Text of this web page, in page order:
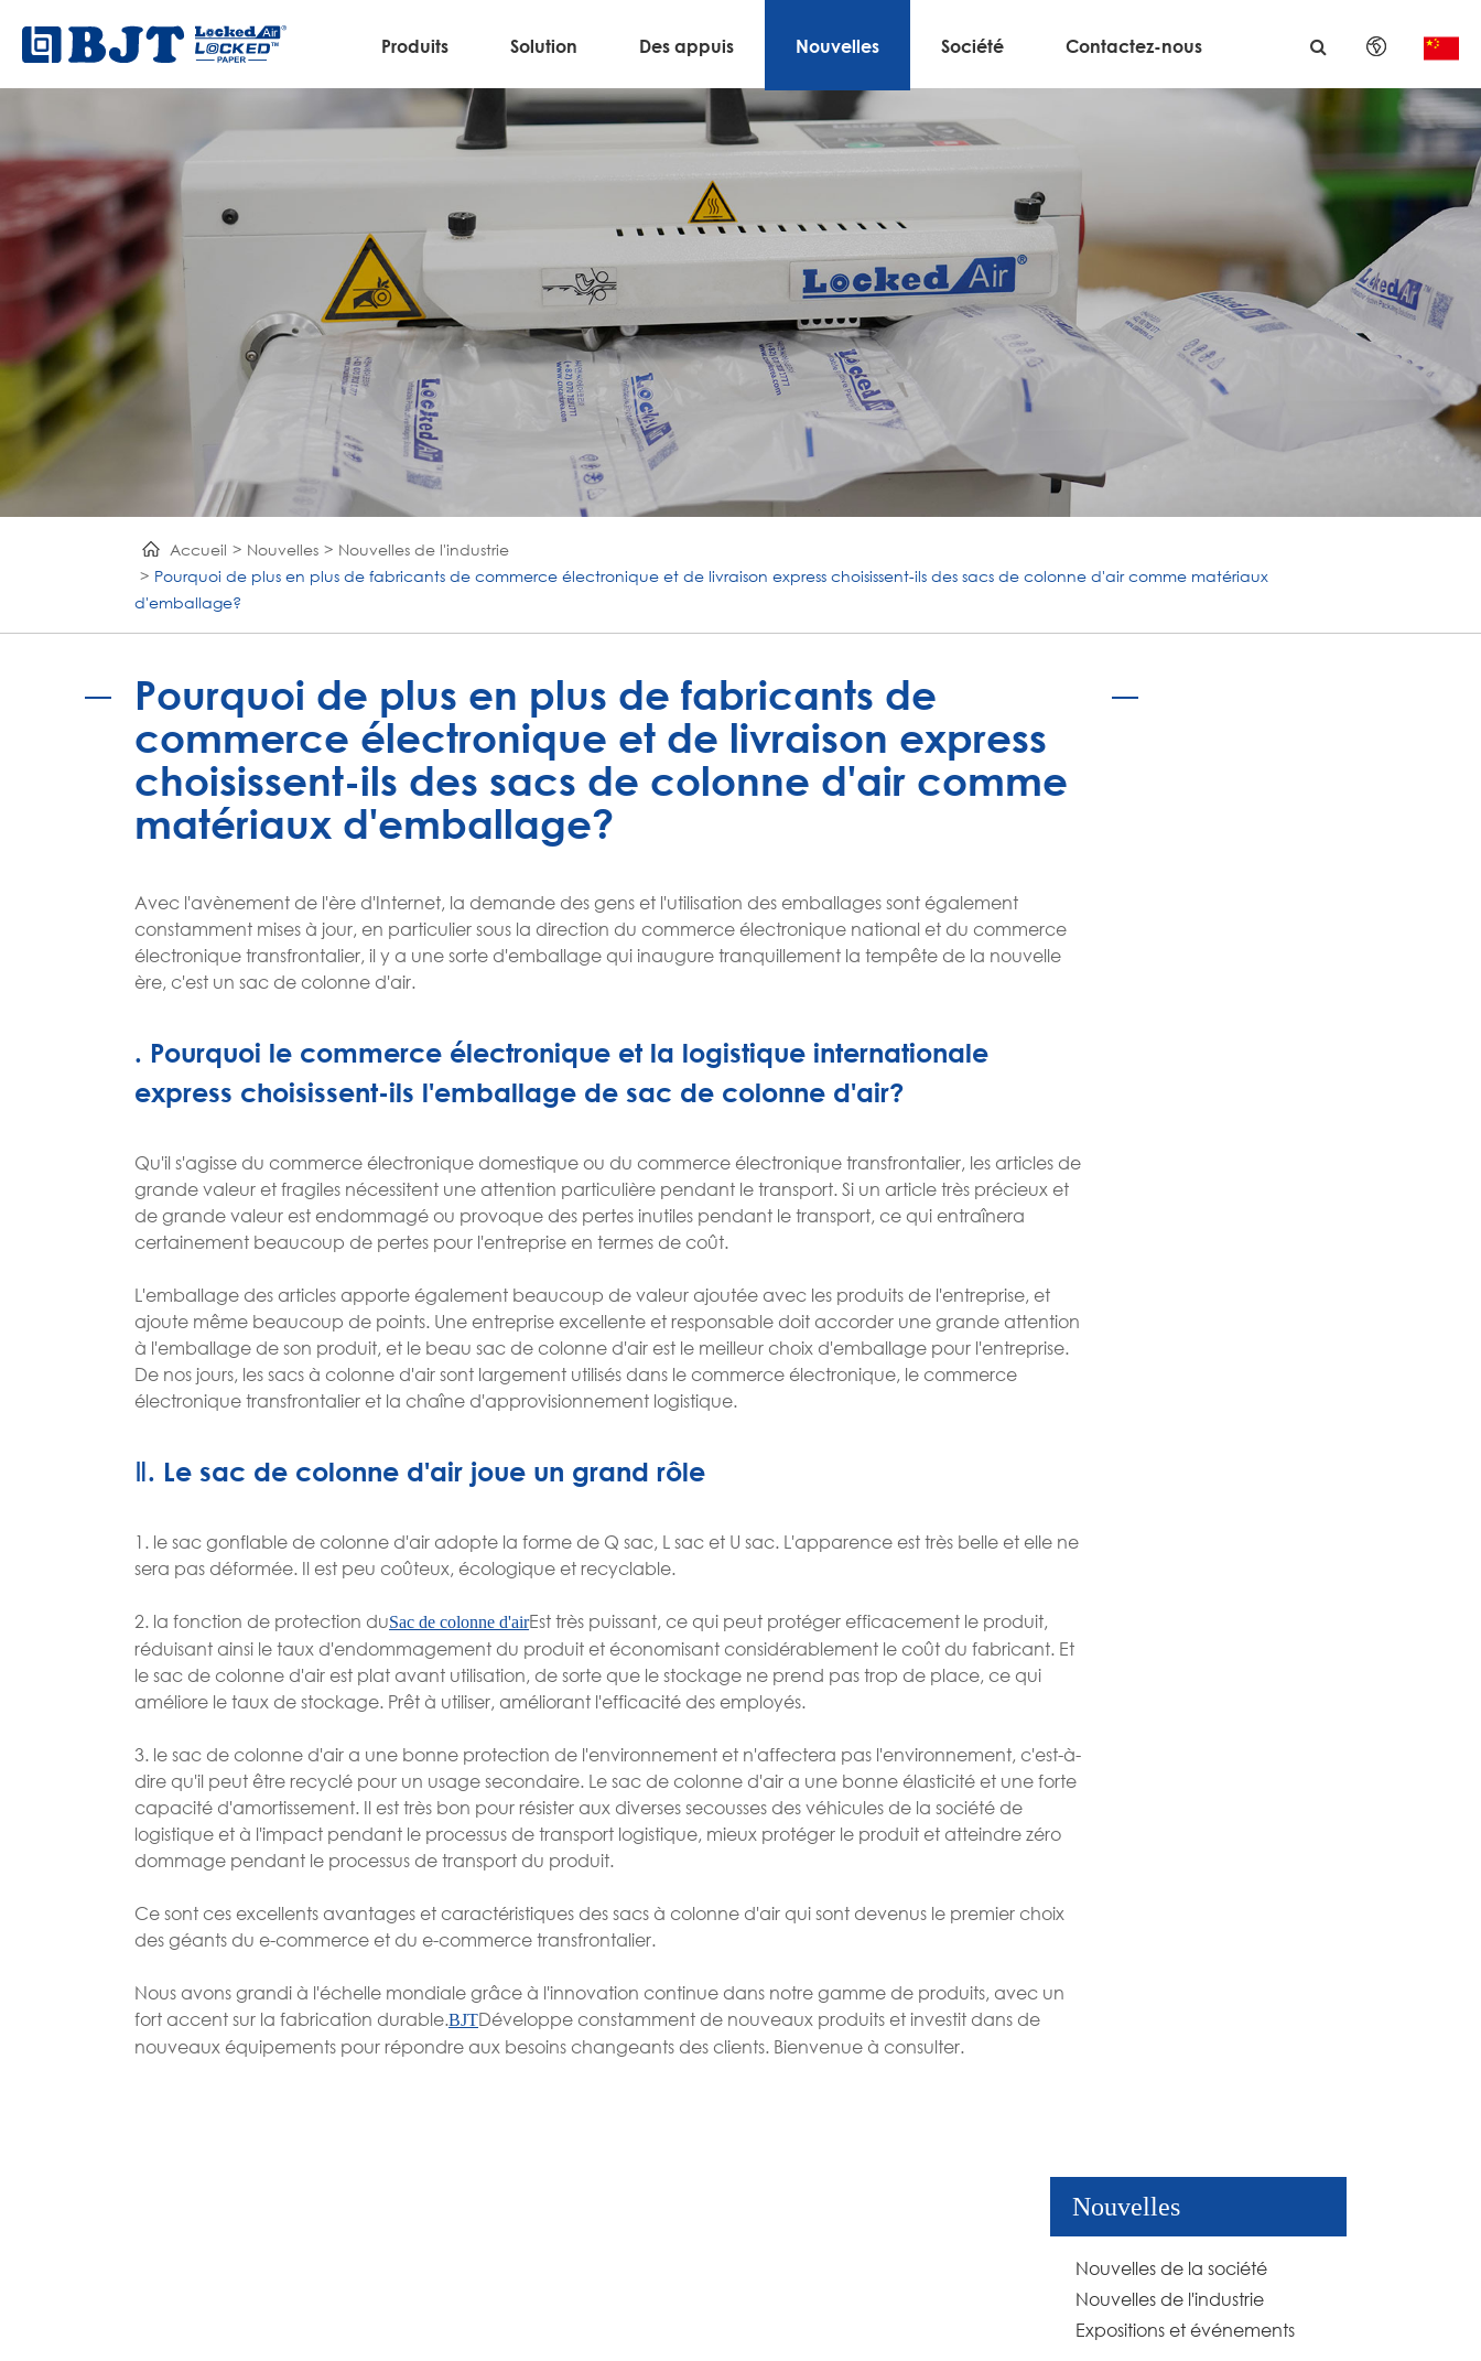
Produits Solution Des appuis Nouvelles Société Contactez-nous
English
日本語
français
Deutsch
português
ไทย
Accueil Nouvelles
Nouvelles de l'industrie
Pourquoi de plus en plus de fabricants de commerce électronique et de livraison express choisissent-ils des sacs de colonne d'air comme matériaux
d'emballage?
Pourquoi de plus en plus de fabricants de
commerce électronique et de livraison express
choisissent-ils des sacs de colonne d'air comme
matériaux d'emballage?
Avec l'avènement de l'ère d'Internet, la demande des gens et l'utilisation des emballages sont également
constamment mises à jour, en particulier sous la direction du commerce électronique national et du commerce
électronique transfrontalier, il y a une sorte d'emballage qui inaugure tranquillement la tempête de la nouvelle
ère, c'est un sac de colonne d'air.
. Pourquoi le commerce électronique et la logistique internationale
express choisissent-ils l'emballage de sac de colonne d'air?
Qu'il s'agisse du commerce électronique domestique ou du commerce électronique transfrontalier, les articles de
grande valeur et fragiles nécessitent une attention particulière pendant le transport. Si un article très précieux et
de grande valeur est endommagé ou provoque des pertes inutiles pendant le transport, ce qui entraînera
certainement beaucoup de pertes pour l'entreprise en termes de coût.
L'emballage des articles apporte également beaucoup de valeur ajoutée avec les produits de l'entreprise, et
ajoute même beaucoup de points. Une entreprise excellente et responsable doit accorder une grande attention
à l'emballage de son produit, et le beau sac de colonne d'air est le meilleur choix d'emballage pour l'entreprise.
De nos jours, les sacs à colonne d'air sont largement utilisés dans le commerce électronique, le commerce
électronique transfrontalier et la chaîne d'approvisionnement logistique.
Ⅱ. Le sac de colonne d'air joue un grand rôle
1. le sac gonflable de colonne d'air adopte la forme de Q sac, L sac et U sac. L'apparence est très belle et elle ne
sera pas déformée. Il est peu coûteux, écologique et recyclable.
2. la fonction de protection duSac de colonne d'airEst très puissant, ce qui peut protéger efficacement le produit,
réduisant ainsi le taux d'endommagement du produit et économisant considérablement le coût du fabricant. Et
le sac de colonne d'air est plat avant utilisation, de sorte que le stockage ne prend pas trop de place, ce qui
améliore le taux de stockage. Prêt à utiliser, améliorant l'efficacité des employés.
3. le sac de colonne d'air a une bonne protection de l'environnement et n'affectera pas l'environnement, c'est-à-
dire qu'il peut être recyclé pour un usage secondaire. Le sac de colonne d'air a une bonne élasticité et une forte
capacité d'amortissement. Il est très bon pour résister aux diverses secousses des véhicules de la société de
logistique et à l'impact pendant le processus de transport logistique, mieux protéger le produit et atteindre zéro
dommage pendant le processus de transport du produit.
Ce sont ces excellents avantages et caractéristiques des sacs à colonne d'air qui sont devenus le premier choix
des géants du e-commerce et du e-commerce transfrontalier.
Nous avons grandi à l'échelle mondiale grâce à l'innovation continue dans notre gamme de produits, avec un
fort accent sur la fabrication durable.BJTDéveloppe constamment de nouveaux produits et investit dans de
nouveaux équipements pour répondre aux besoins changeants des clients. Bienvenue à consulter.
Nouvelles
Nouvelles de la société
Nouvelles de l'industrie
Expositions et événements